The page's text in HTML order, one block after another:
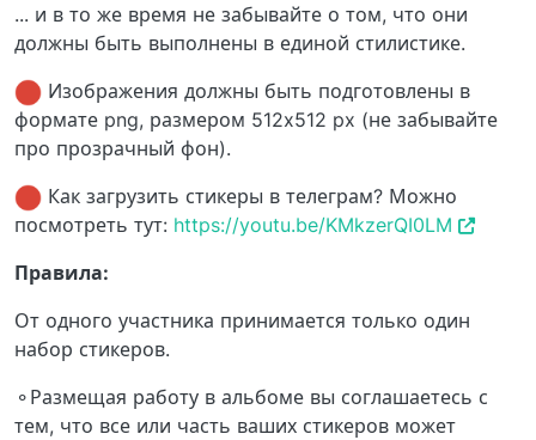
... и в то же время не забывайте о том, что они
должны быть выполнены в единой стилистике.
Изображения должны быть подготовлены в
формате png, размером 512x512 px (не забывайте
про прозрачный фон).
Как загрузить стикеры в телеграм? Можно
посмотреть тут: https://youtu.be/KMkzerQI0LM
Правила:
От одного участника принимается только один
набор стикеров.
⚬Размещая работу в альбоме вы соглашаетесь с
тем, что все или часть ваших стикеров может